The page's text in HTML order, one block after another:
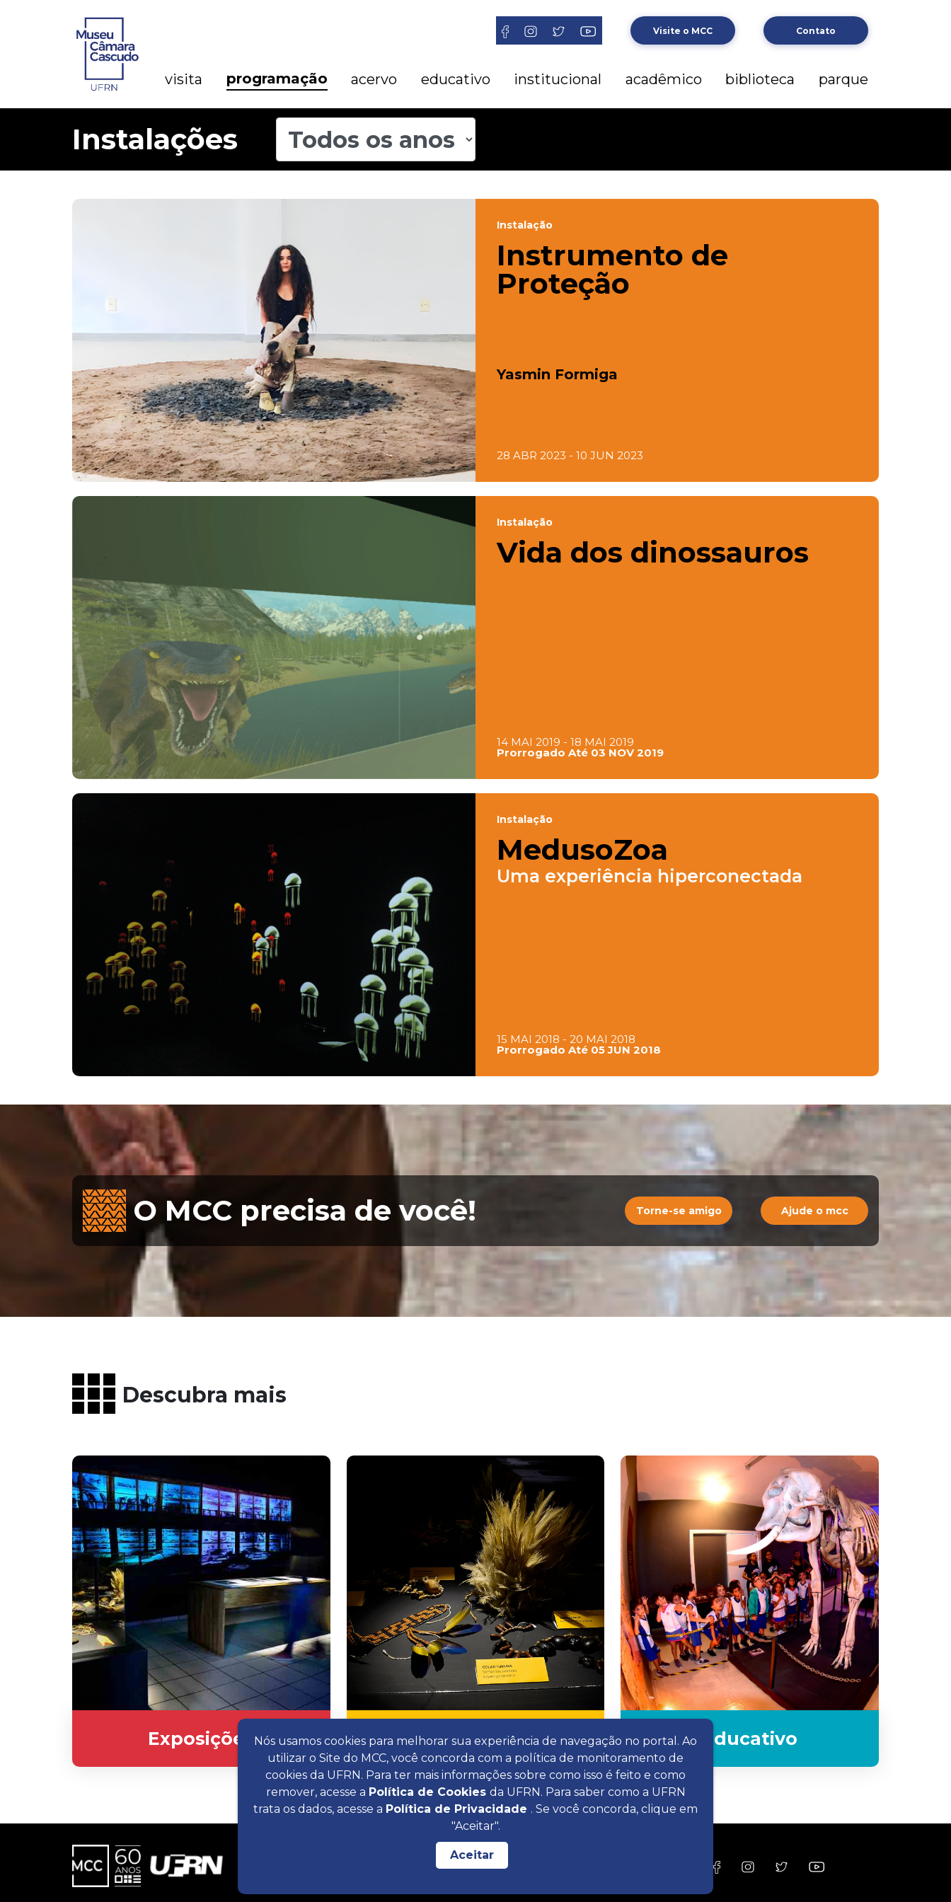
Visite o MCC Contato
visita programação acervo educativo institucional acadêmico biblioteca parque
Instalações
Instalação
Instrumento de
Proteção
Yasmin Formiga
28 ABR 2023 - 10 JUN 2023
Instalação
Vida dos dinossauros
14 MAI 2019 - 18 MAI 2019
Prorrogado Até 03 NOV 2019
Instalação
MedusoZoa
Uma experiência hiperconectada
15 MAI 2018 - 20 MAI 2018
Prorrogado Até 05 JUN 2018
O MCC precisa de você! Torne-se amigo Ajude o mcc
Descubra mais
Exposições Acervo Educativo
Nós usamos cookies para melhorar sua experiência de navegação no portal. Ao
utilizar o Site do MCC, você concorda com a política de monitoramento de
cookies da UFRN. Para ter mais informações sobre como isso é feito e como
remover, acesse a Política de Cookies da UFRN. Para saber como a UFRN
trata os dados, acesse a Política de Privacidade . Se você concorda, clique em
"Aceitar".
Aceitar